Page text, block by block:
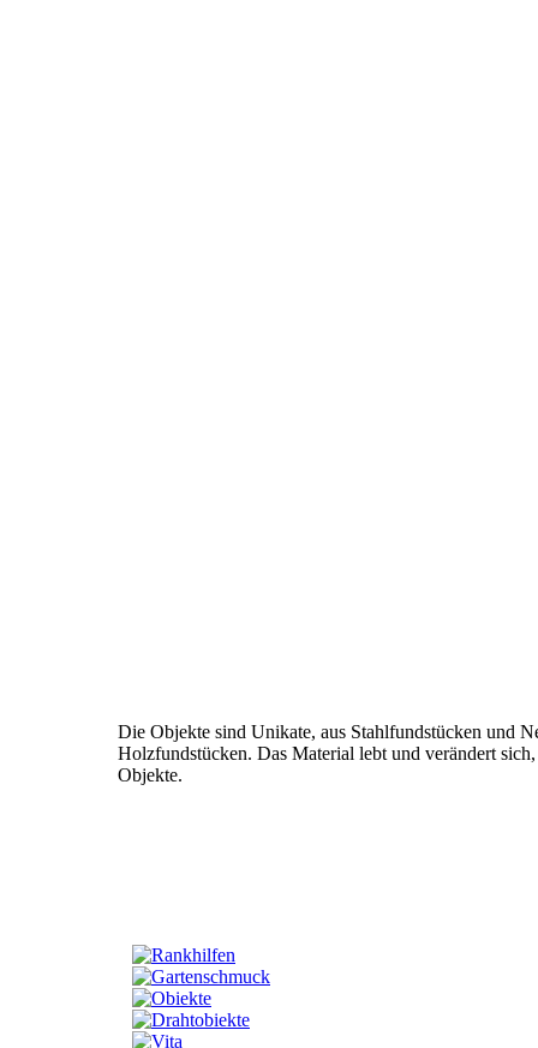
Die Objekte sind Unikate, aus Stahlfundstücken und
Holzfundstücken. Das Material lebt und verändert
Objekte.